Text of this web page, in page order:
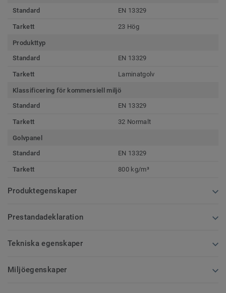
Standard
EN 13329
Tarkett 23 Hög
Produkttyp
Standard
EN 13329
Tarkett Laminatgolv
Klassificering för kommersiell miljö
Standard
EN 13329
Tarkett 32 Normalt
Golvpanel
Standard
EN 13329
Tarkett 800 kg/m³
Produktegenskaper
Prestandadeklaration
Tekniska egenskaper
Miljöegenskaper